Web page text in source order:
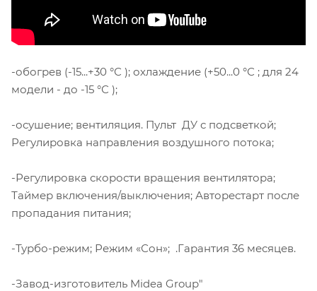
-обогрев (-15...+30 °С ); охлаждение (+50...0 °С ; для 24
модели - до -15 °С );
-осушение; вентиляция. Пульт ДУ с подсветкой;
Регулировка направления воздушного потока;
-Регулировка скорости вращения вентилятора;
Таймер включения/выключения; Авторестарт после
пропадания питания;
-Турбо-режим; Режим «Сон»; .Гарантия 36 месяцев.
-Завод-изготовитель Midea Group"